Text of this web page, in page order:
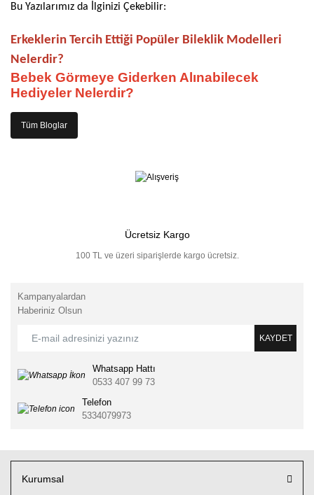
Bu Yazılarımız da İlginizi Çekebilir:
Erkeklerin Tercih Ettiği Popüler Bileklik Modelleri
Nelerdir?
Bebek Görmeye Giderken Alınabilecek
Hediyeler Nelerdir?
Tüm Bloglar
Ücretsiz Kargo
100 TL ve üzeri siparişlerde kargo ücretsiz.
Kampanyalardan
Haberiniz Olsun
KAYDET
Whatsapp Hattı
0533 407 99 73
Telefon
5334079973
Kurumsal